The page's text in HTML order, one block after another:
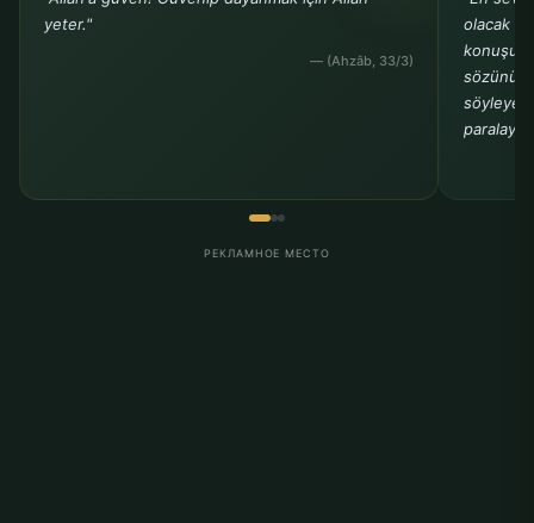
yeter."
— (Ahzâb, 33/3)
olacak
sözünü
РЕКЛАМНОЕ МЕСТО